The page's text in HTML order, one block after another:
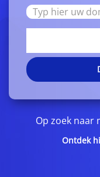
Op zoek naar
Ontdek